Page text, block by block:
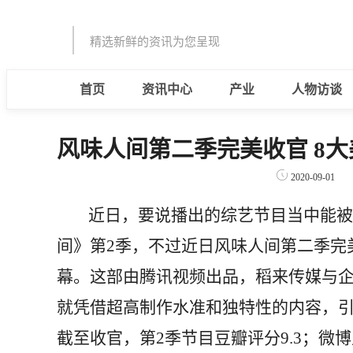
精选新鲜的资讯为您呈现
首页 资讯中心 产业 人物访谈
风味人间第二季完美收官 8
2020-09-01
近日，要说播出的综艺节目当中能被
间》第2季，不过近日风味人间第二季
幕。这部由腾讯视频出品，稻来传媒与
就凭借超高制作水准和独特性的内容，
截至收官，第2季节目豆瓣评分9.3；微